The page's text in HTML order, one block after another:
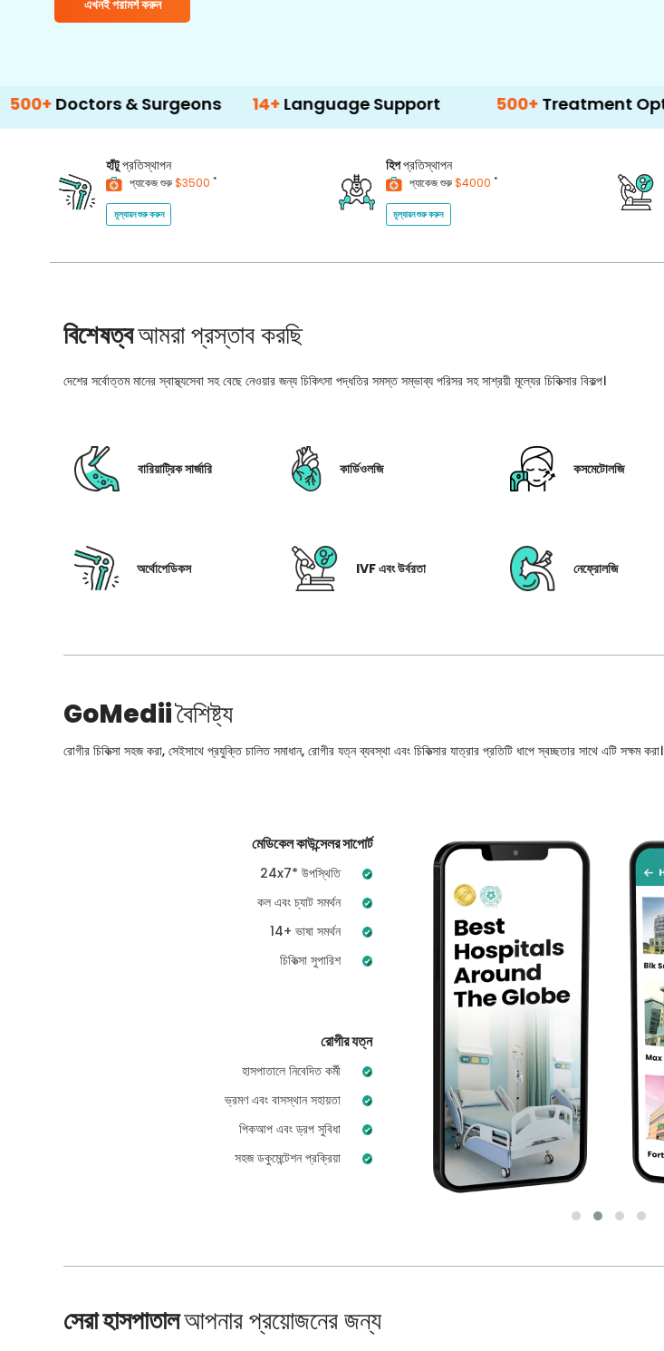
এখনই পরামর্শ করুন
& Surgeons 14+Language Support 500+ Treatment Options
হাঁটুপ্রতিস্থাপন
প্যাকেজ শুরু$3500 *
মূল্যায়ন শুরু করুন
হিপপ্রতিস্থাপন
প্যাকেজ শুরু$4000 *
মূল্যায়ন শুরু করুন
বিশেষত্বআমরা প্রস্তাব করছি
দেশের সর্বোত্তম মানের স্বাস্থ্যসেবা সহ বেছে নেওয়ার জন্য চিকিৎসা পদ্ধতির সমস্ত সম্ভাব্য পরিসর সহ সাশ্রয়ী মূল্যের চিকিত্সার বিকল্প।
বারিয়াট্রিক সার্জারি কার্ডিওলজি কসমেটোলজি
অর্থোপেডিকস IVF এবং উর্বরতা নেফ্রোলজি
GoMediiবৈশিষ্ট্য
রোগীর চিকিত্সা সহজ করা, সেইসাথে প্রযুক্তি চালিত সমাধান, রোগীর যত্ন ব্যবস্থা এবং চিকিত্সার যাত্রার প্রতিটি ধাপে স্বচ্ছতার সাথে এটি সক্ষম করা।
মেডিকেল কাউন্সেলর সাপোর্ট
24x7* উপস্থিতি
কল এবং চ্যাট সমর্থন
14+ ভাষা সমর্থন
চিকিত্সা সুপারিশ
রোগীর যত্ন
হাসপাতালে নিবেদিত কর্মী
ভ্রমণ এবং বাসস্থান সহায়তা
পিকআপ এবং ড্রপ সুবিধা
সহজ ডকুমেন্টেশন প্রক্রিয়া
সেরা হাসপাতালআপনার প্রয়োজনের জন্য